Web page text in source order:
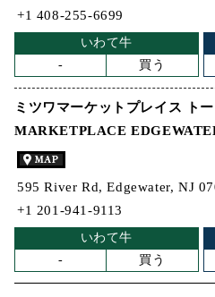
+1 408-255-6699
いわて牛
-
買う
ミツワマーケットプレイス ト
MARKETPLACE
595 River Rd, Edgewater, NJ
+1 201-941-9113
いわて牛
-
買う